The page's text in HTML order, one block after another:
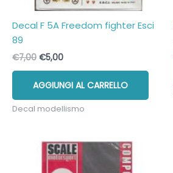
Decal F 5A Freedom fighter Esci
89
€7,00 Il
era:
€7,00.
€5,00Il
è:
€5,00.
AGGIUNGI AL CARRELLO
Decal modellismo